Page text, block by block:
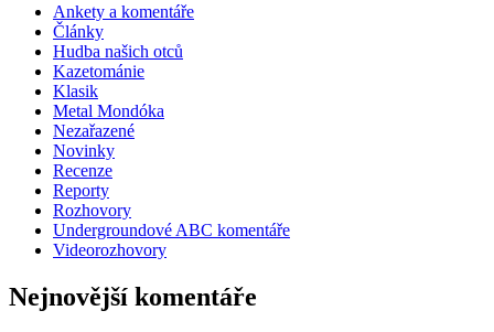
Ankety a komentáře
Články
Hudba našich otců
Kazetománie
Klasik
Metal Mondóka
Nezařazené
Novinky
Recenze
Reporty
Rozhovory
Undergroundové ABC komentáře
Videorozhovory
Nejnovější komentáře